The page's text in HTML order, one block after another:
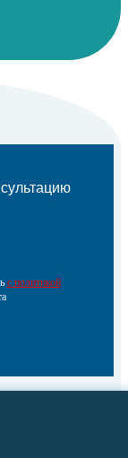
с политикой